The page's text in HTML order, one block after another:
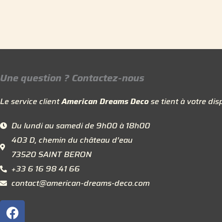
Une question ? Contactez-nous
Le service clientAmerican Dreams Decose tient à votre
Du lundi au samedi de 9h00 à 18h00
403 D, chemin du château d’eau
73520 SAINT BERON
+33 6 16 98 41 66
contact@american-dreams-deco.com
F